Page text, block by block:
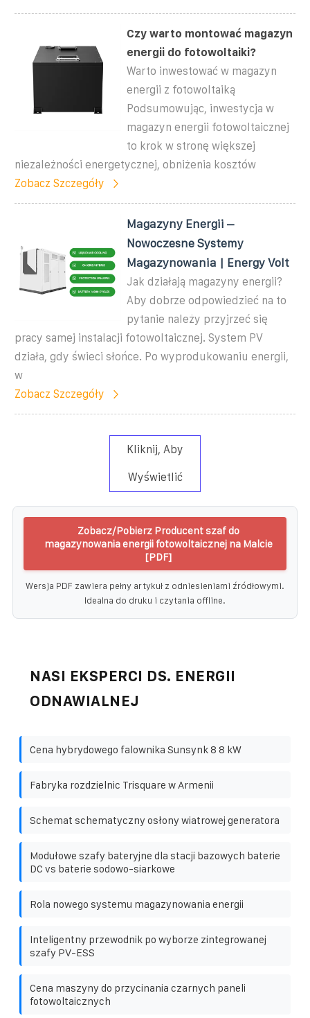
Czy warto montować magazyn
energii do fotowoltaiki?
Warto inwestować w magazyn
energii z fotowoltaiką
Podsumowując, inwestycja w
magazyn energii fotowoltaicznej
to krok w stronę większej
niezależności energetycznej, obniżenia kosztów
Zobacz Szczegóły
Magazyny Energii –
Nowoczesne Systemy
Magazynowania | Energy Volt
Jak działają magazyny energii?
Aby dobrze odpowiedzieć na to
pytanie należy przyjrzeć się
pracy samej instalacji fotowoltaicznej. System PV
działa, gdy świeci słońce. Po wyprodukowaniu energii,
w
Zobacz Szczegóły
Kliknij, Aby
Wyświetlić
Zobacz/Pobierz Producent szaf do
magazynowania energii fotowoltaicznej na Malcie
[PDF]
Wersja PDF zawiera pełny artykuł z odniesieniami źródłowymi.
Idealna do druku i czytania offline.
NASI EKSPERCI DS. ENERGII
ODNAWIALNEJ
Cena hybrydowego falownika Sunsynk 8 8 kW
Fabryka rozdzielnic Trisquare w Armenii
Schemat schematyczny osłony wiatrowej generatora
Modułowe szafy bateryjne dla stacji bazowych baterie
DC vs baterie sodowo-siarkowe
Rola nowego systemu magazynowania energii
Inteligentny przewodnik po wyborze zintegrowanej
szafy PV-ESS
Cena maszyny do przycinania czarnych paneli
fotowoltaicznych